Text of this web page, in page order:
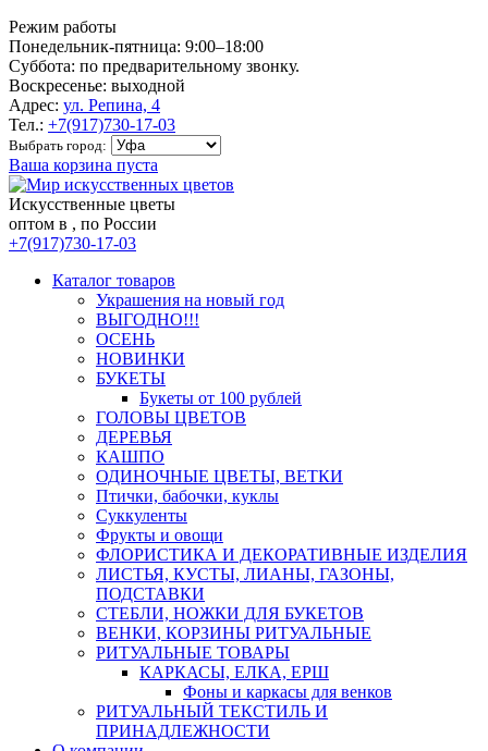
Режим работы
Понедельник-пятница: 9:00–18:00
Суббота: по предварительному звонку.
Воскресенье: выходной
Адрес: ул. Репина, 4
Тел.: +7(917)730-17-03
Выбрать город:
Ваша корзина пуста
Искусственные цветы
оптом в , по России
+7(917)730-17-03
Каталог товаров
Украшения на новый год
ВЫГОДНО!!!
ОСЕНЬ
НОВИНКИ
БУКЕТЫ
Букеты от 100 рублей
ГОЛОВЫ ЦВЕТОВ
ДЕРЕВЬЯ
КАШПО
ОДИНОЧНЫЕ ЦВЕТЫ, ВЕТКИ
Птички, бабочки, куклы
Суккуленты
Фрукты и овощи
ФЛОРИСТИКА И ДЕКОРАТИВНЫЕ ИЗДЕЛИЯ
ЛИСТЬЯ, КУСТЫ, ЛИАНЫ, ГАЗОНЫ,
ПОДСТАВКИ
СТЕБЛИ, НОЖКИ ДЛЯ БУКЕТОВ
ВЕНКИ, КОРЗИНЫ РИТУАЛЬНЫЕ
РИТУАЛЬНЫЕ ТОВАРЫ
КАРКАСЫ, ЕЛКА, ЕРШ
Фоны и каркасы для венков
РИТУАЛЬНЫЙ ТЕКСТИЛЬ И
ПРИНАДЛЕЖНОСТИ